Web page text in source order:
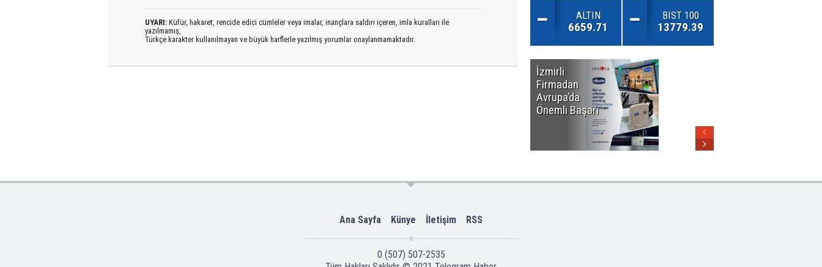
UYARI: Küfür, hakaret, rencide edici cümleler veya imalar, inançlara saldırı içeren, imla kuralları ile
yazılmamış,
Türkçe karakter kullanılmayan ve büyük harflerle yazılmış yorumlar onaylanmamaktadır.
ALTIN
6659.71
BIST 100
13779.39
İzmirli
Firmadan
Avrupa’da
Önemli Başarı
Ana Sayfa Künye İletişim RSS
0 (507) 507-2535